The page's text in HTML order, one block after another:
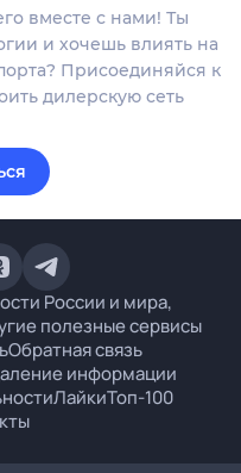
вместе с нами! Ты
и хочешь влиять на
Присоединяйся к
дилерскую сеть
России и мира,
полезные сервисы
Обратная связь
информации
ЛайкиТоп-100